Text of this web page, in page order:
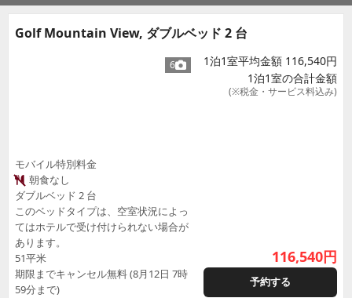
Golf Mountain View, ダブルベッド 2 台
6
モバイル特別料金
朝食なし
ダブルベッド 2 台
このベッドタイプは、空室状況によっ
てはホテルで受け付けられない場合が
あります。
51平米
期限までキャンセル無料 (8月12日 7時
59分まで)
1泊1室平均金額 116,540円
1泊1室の合計金額
(※税金・サービス料込み)
116,540円
予約する